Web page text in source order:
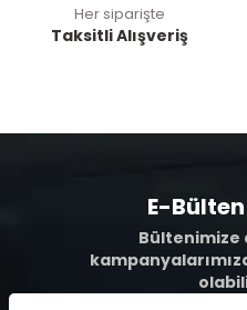
Her siparişte
Taksitli Alışveriş
E-
Bültenimize